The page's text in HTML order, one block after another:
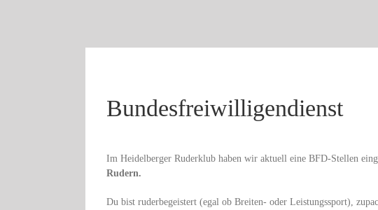
Bundesfreiwilligendienst
Im Heidelberger Ruderklub haben wir aktuell eine BFD-Stellen
Rudern.
Du bist ruderbegeistert (egal ob Breiten- oder Leistungssport),